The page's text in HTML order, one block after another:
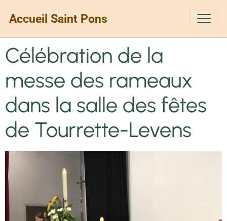
Accueil Saint Pons
Célébration de la
messe des rameaux
dans la salle des fêtes
de Tourrette-Levens